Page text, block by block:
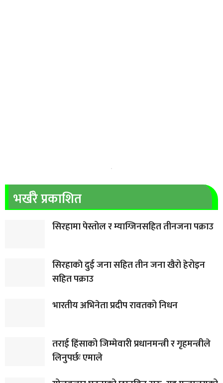
भर्खरै प्रकाशित
सिरहामा पेस्तोल र म्याग्जिनसहित तीनजना पक्राउ
सिरहाकाे दुई जना सहित तीन जना खैरो हेरोइन
सहित पक्राउ
भारतीय अभिनेता प्रदीप रावतको निधन
तराई हिंसाको जिम्मेवारी प्रधानमन्त्री र गृहमन्त्रीले
लिनुपर्छः एमाले